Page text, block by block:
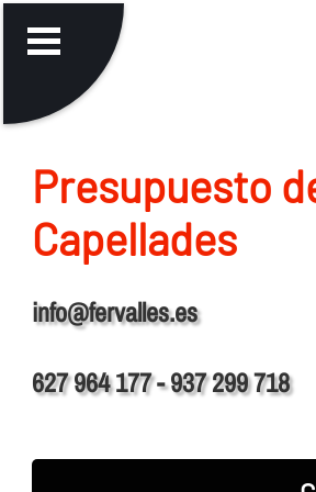
Presupuesto
Capellades
info@fervalles.es
627 964 177 - 937 299 718